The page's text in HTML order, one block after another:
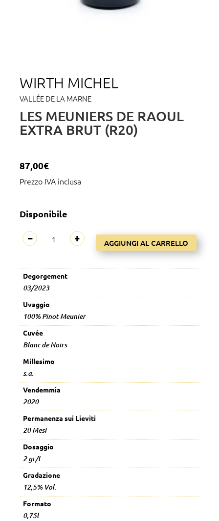
WIRTH MICHEL
VALLÉE DE LA MARNE
LES MEUNIERS DE RAOUL
EXTRA BRUT (R20)
87,00€
Prezzo IVA inclusa
Disponibile
−
Raoul
Extra
Brut
(R20)
quantità
+ AGGIUNGI AL CARRELLO
Degorgement
03/2023
Uvaggio
100% Pinot Meunier
Cuvée
Blanc de Noirs
Millesimo
s.a.
Vendemmia
2020
Permanenza sui Lieviti
20 Mesi
Dosaggio
2 gr/l
Gradazione
12,5% Vol.
Formato
0,75l